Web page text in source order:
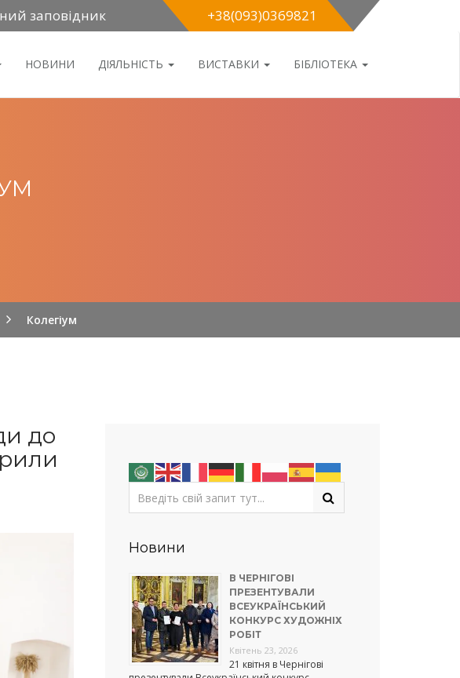
заповідник +38(093)0369821
НОВИНИ ДІЯЛЬНІСТЬ ВИСТАВКИ БІБЛІОТЕКА
Колегіум
до
Новини
В ЧЕРНІГОВІ
ПРЕЗЕНТУВАЛИ
ВСЕУКРАЇНСЬКИЙ
КОНКУРС ХУДОЖНІХ
РОБІТ
Квітень 23, 2026
21 квітня в Чернігові